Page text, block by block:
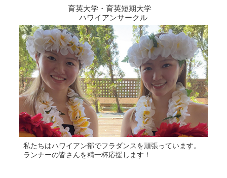
育英大学・育英短期大学
ハワイアンサークル
私たちはハワイアン部でフラダンスを頑張っています。
ランナーの皆さんを精一杯応援します！